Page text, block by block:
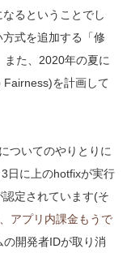
るということでし
式を追加する「修
た、2020年の夏に
Fairness)を計画して
ついてのやりとりに
日に上のhotfixが実行
定されています(そ
アプリ内課金もうで
開発者IDが取り消